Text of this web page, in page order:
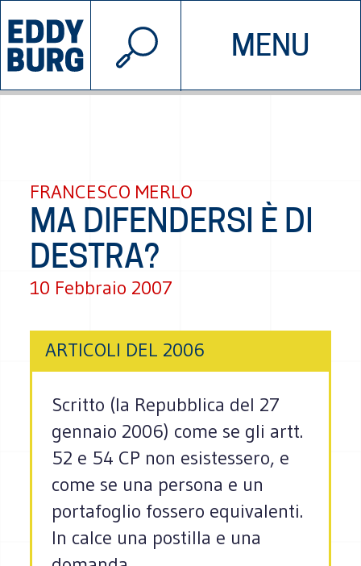
MENU
INIZIATIVE CHI SIAMO
© 2026 EDDYBURG
FRANCESCO MERLO
MA DIFENDERSI È DI
DESTRA?
10 Febbraio 2007
ARTICOLI DEL 2006
Scritto (la Repubblica del 27
gennaio 2006) come se gli artt.
52 e 54 CP non esistessero, e
come se una persona e un
portafoglio fossero equivalenti.
In calce una postilla e una